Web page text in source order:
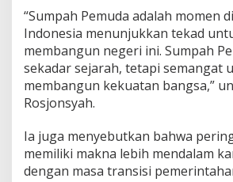
“Sumpah Pemuda adalah momen
Indonesia menunjukkan tekad
membangun negeri ini. Sumpah
sekadar sejarah, tetapi semangat
membangun kekuatan bangsa,”
Rosjonsyah.
Ia juga menyebutkan bahwa
memiliki makna lebih mendalam
dengan masa transisi